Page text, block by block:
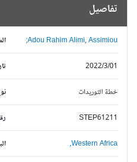
تفاصيل
Adou Rahim Alimi, Assimiou;
2022/3/01
نوع خطة التوريدات
رقم STEP61211
البلد Western Africa,